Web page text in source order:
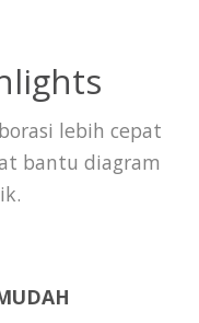
lebih cepat
bantu diagram